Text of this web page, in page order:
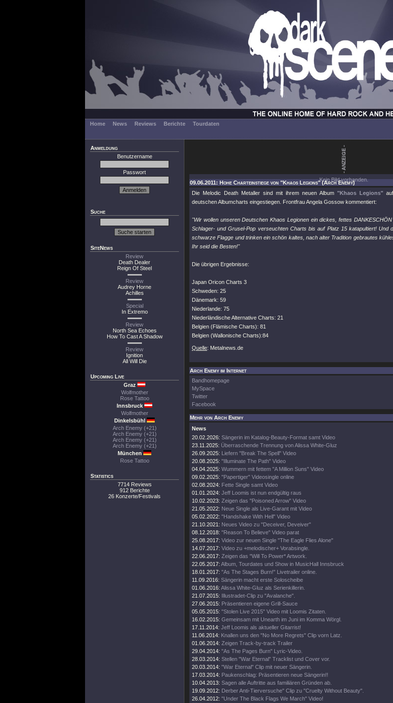
Home News Reviews Berichte
Tourdaten
Anmeldung
Benutzername
Passwort
Suche
SiteNews
Review
Death Dealer
Reign Of Steel
Review
Audrey Horne
Achilles
Special
In Extremo
Review
North Sea Echoes
How To Cast A Shadow
Review
Ignition
All Will Die
Upcoming Live
Graz
Wolfmother
Rose Tattoo
Innsbruck
Wolfmother
Dinkelsbühl
Arch Enemy (+21)
Arch Enemy (+21)
Arch Enemy (+21)
Arch Enemy (+21)
München
Rose Tattoo
Statistics
7714 Reviews
912 Berichte
26 Konzerte/Festivals
Kein Bild vorhanden.
09.06.2011: Hohe Charteinstiege von "Khaos Legions" (Arch Enemy)
Die Melodic Death Metaller sind mit ihrem neuen Album "Khaos Legions"
deutschen Albumcharts eingestiegen. Frontfrau Angela Gossow kommentiert:
"Wir wollen unseren Deutschen Khaos Legionen ein dickes, fettes
Schlager- und Grusel-Pop verseuchten Charts bis auf Platz 15 katapultiert! Und
schwarze Flagge und trinken ein schön kaltes, nach alter Tradition gebrautes
Ihr seid die Besten!"
Die übrigen Ergebnisse:
Japan Oricon Charts 3
Schweden: 25
Dänemark: 59
Niederlande: 75
Niederländische Alternative Charts: 21
Belgien (Flämische Charts): 81
Belgien (Wallonische Charts):84
Quelle: Metalnews.de
Arch Enemy im Internet
Bandhomepage
MySpace
Twitter
Facebook
Mehr von Arch Enemy
News
20.02.2026: Sängerin im Katalog-Beauty-Format samt Video
23.11.2025: Überraschende Trennung von Alissa White-Gluz
26.09.2025: Liefern "Break The Spell" Video
20.08.2025: "Illuminate The Path" Video
04.04.2025: Wummern mit fettem "A Million Suns" Video
09.02.2025: "Papertiger" Videosingle online
02.08.2024: Fette Single samt Video
01.01.2024: Jeff Loomis ist nun endgültig raus
10.02.2023: Zeigen das "Poisoned Arrow" Video
21.05.2022: Neue Single als Live-Garant mit Video
05.02.2022: "Handshake With Hell" Video
21.10.2021: Neues Video zu "Deceiver, Deveiver"
08.12.2018: "Reason To Believe" Video parat
25.08.2017: Video zur neuen Single "The Eagle Flies Alone"
14.07.2017: Video zu +melodischer+ Vorabsingle.
22.06.2017: Zeigen das "Will To Power* Artwork.
22.05.2017: Album, Tourdates und Show in MusicHall Innsbruck
18.01.2017: "As The Stages Burn!" Livetrailer online.
11.09.2016: Sängerin macht erste Soloscheibe
01.06.2016: Alissa White-Gluz als Serienkillerin.
21.07.2015: Illustradet-Clip zu "Avalanche".
27.06.2015: Präsentieren eigene Grill-Sauce
05.05.2015: "Stolen Live 2015" Video mit Loomis Zitaten.
16.02.2015: Gemeinsam mit Unearth im Juni im Komma Wörgl.
17.11.2014: Jeff Loomis als aktueller Gitarrist!
11.06.2014: Knallen uns den "No More Regrets" Clip vorn Latz.
01.06.2014: Zeigen Track-by-track Trailer
29.04.2014: "As The Pages Burn" Lyric-Video.
28.03.2014: Stellen "War Eternal" Tracklist und Cover vor.
20.03.2014: "War Eternal" Clip mit neuer Sängerin.
17.03.2014: Paukenschlag: Präsentieren neue Sängerin!!
10.04.2013: Sagen alle Auftritte aus familiären Gründen ab.
19.09.2012: Derber Anti-Tierversuche" Clip zu "Cruelty Without Beauty".
26.04.2012: "Under The Black Flags We March" Video!